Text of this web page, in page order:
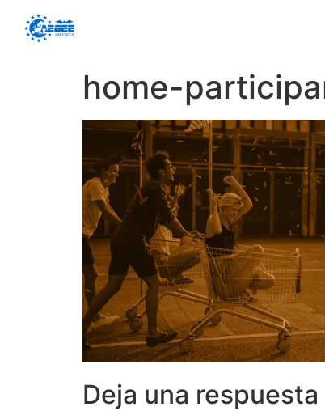
home-
Deja una respuesta